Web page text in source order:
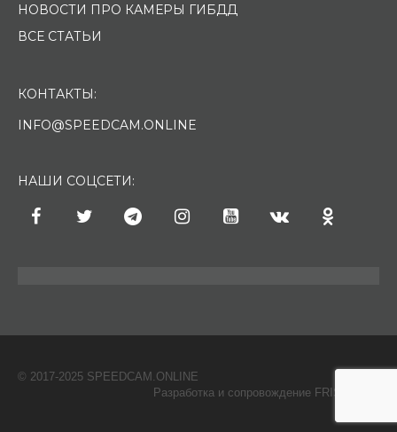
НОВОСТИ ПРО КАМЕРЫ ГИБДД
ВСЕ СТАТЬИ
КОНТАКТЫ:
INFO@SPEEDCAM.ONLINE
НАШИ СОЦСЕТИ:
© 2017-2025 SPEEDCAM.ONLINE
Разработка и сопровождение FRISH & С